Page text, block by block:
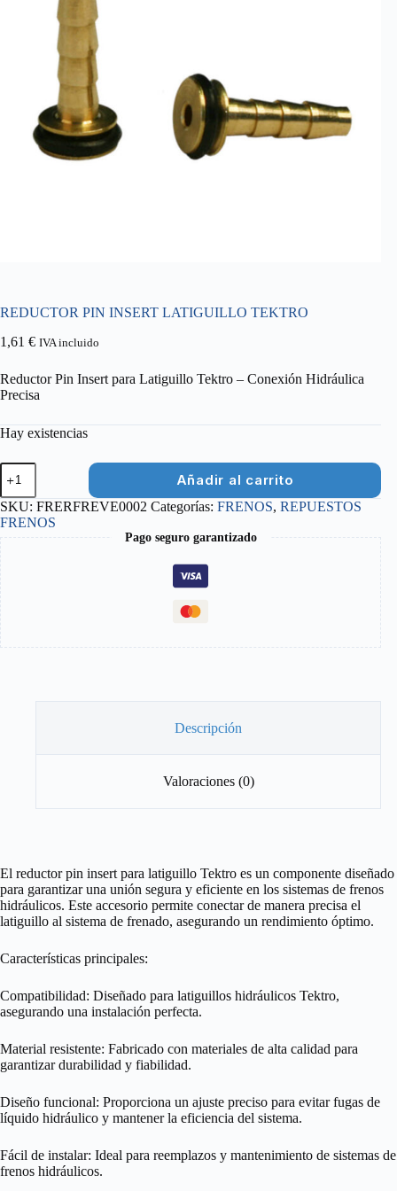
REDUCTOR PIN INSERT LATIGUILLO TEKTRO
1,61 € IVA incluido
Reductor Pin Insert para Latiguillo Tektro – Conexión Hidráulica
Precisa
Hay existencias
REDUCTOR
PIN
INSERT
LATIGUILLO
TEKTRO
cantidad
Añadir al carrito
SKU: FRERFREVE0002 Categorías: FRENOS, REPUESTOS
FRENOS
Pago seguro garantizado
Descripción
Valoraciones (0)
El reductor pin insert para latiguillo Tektro es un componente diseñado
para garantizar una unión segura y eficiente en los sistemas de frenos
hidráulicos. Este accesorio permite conectar de manera precisa el
latiguillo al sistema de frenado, asegurando un rendimiento óptimo.
Características principales:
Compatibilidad: Diseñado para latiguillos hidráulicos Tektro,
asegurando una instalación perfecta.
Material resistente: Fabricado con materiales de alta calidad para
garantizar durabilidad y fiabilidad.
Diseño funcional: Proporciona un ajuste preciso para evitar fugas de
líquido hidráulico y mantener la eficiencia del sistema.
Fácil de instalar: Ideal para reemplazos y mantenimiento de sistemas de
frenos hidráulicos.